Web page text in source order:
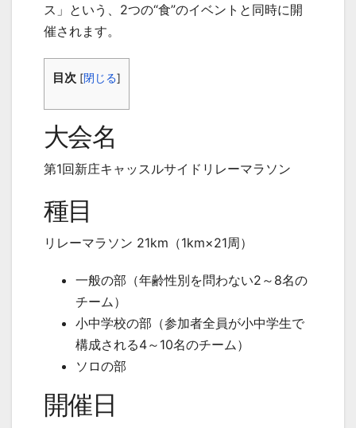
ス」という、2つの“食”のイベントと同時に開
催されます。
目次 [閉じる]
大会名
第1回新庄キャッスルサイドリレーマラソン
種目
リレーマラソン 21km（1km×21周）
一般の部（年齢性別を問わない2～8名の
チーム）
小中学校の部（参加者全員が小中学生で
構成される4～10名のチーム）
ソロの部
開催日